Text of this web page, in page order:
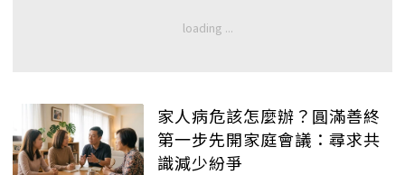
家人病危該怎麼辦？圓滿善終
第一步先開家庭會議：尋求共
識減少紛爭